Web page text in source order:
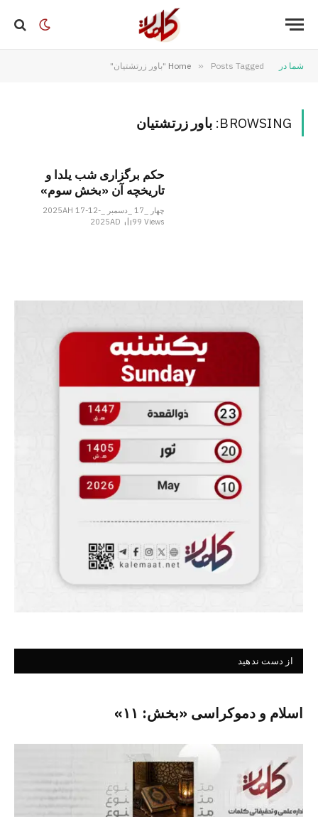
شما در Home » Posts Tagged "باور زرتشتیان"
BROWSING: باور زرتشتیان
حکم برگزاری شب یلدا و
تاریخچه آن «بخش سوم»
چهار _17 _دسمبر _2025AH 17-12-
2025AD
99Views
از دست ندهید
اسلام و دموکراسی «بخش: ۱۱»